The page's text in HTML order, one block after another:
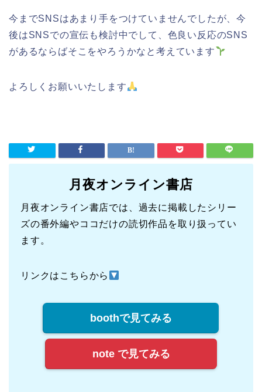
今までSNSはあまり手をつけていませんでしたが、今
後はSNSでの宣伝も検討中でして、色良い反応のSNS
があるならばそこをやろうかなと考えています
よろしくお願いいたします
月夜オンライン書店
月夜オンライン書店では、過去に掲載したシリー
ズの番外編やココだけの読切作品を取り扱ってい
ます。
リンクはこちらから
boothで見てみる
note で見てみる